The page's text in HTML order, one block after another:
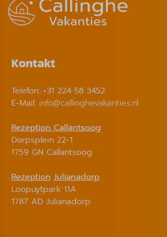
Kontakt
Telefon: +31 224 58 3452
E-Mail: info@callinghevakanties.nl
Rezeption Callantsoog
Dorpsplein 22-1
1759 GN Callantsoog
Rezeption Julianadorp
Loopuytpark 11A
1787 AD Julianadorp